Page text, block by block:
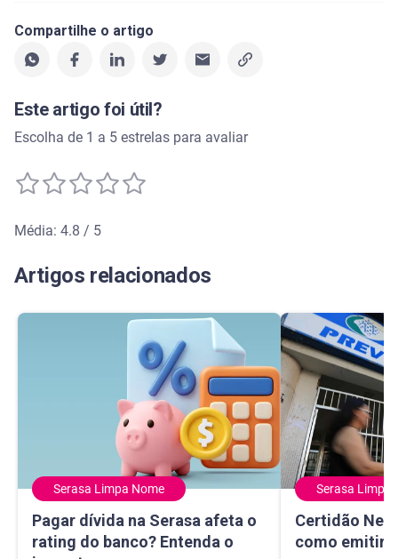
Compartilhe o artigo
Este artigo foi útil?
Escolha de 1 a 5 estrelas para avaliar
Média: 4.8 / 5
Artigos relacionados
Serasa Limpa Nome
Pagar dívida na Serasa afeta o
rating do banco? Entenda o
Pagar dívida na Serasa afeta o rating do banco? Entenda
Serasa Limpa
Certidão
como emitir
Certidão